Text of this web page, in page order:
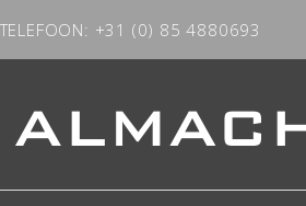
TELEFOON: +31 (0) 85 4880693